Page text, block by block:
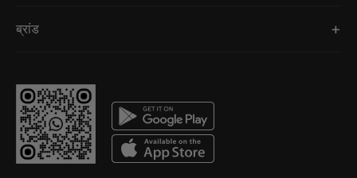
ब्रांड